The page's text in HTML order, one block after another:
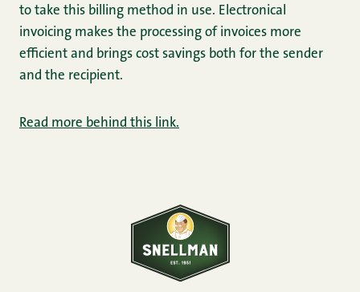
to take this billing method in use. Electronical
invoicing makes the processing of invoices more
efficient and brings cost savings both for the sender
and the recipient.
Read more behind this link.